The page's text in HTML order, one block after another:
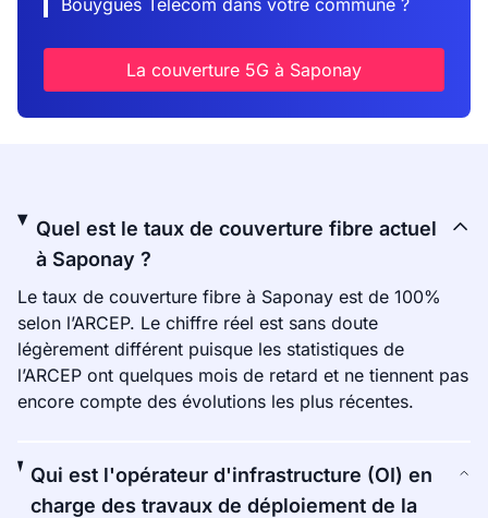
Bouygues Telecom dans votre commune ?
La couverture 5G à Saponay
Quel est le taux de couverture fibre actuel
à Saponay ?
Le taux de couverture fibre à Saponay est de 100%
selon l’ARCEP. Le chiffre réel est sans doute
légèrement différent puisque les statistiques de
l’ARCEP ont quelques mois de retard et ne tiennent pas
encore compte des évolutions les plus récentes.
Qui est l'opérateur d'infrastructure (OI) en
charge des travaux de déploiement de la